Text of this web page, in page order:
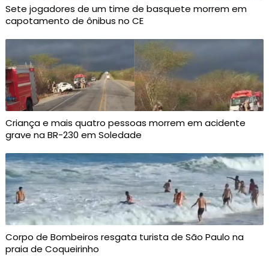
Sete jogadores de um time de basquete morrem em
capotamento de ônibus no CE
Criança e mais quatro pessoas morrem em acidente
grave na BR-230 em Soledade
Corpo de Bombeiros resgata turista de São Paulo na
praia de Coqueirinho